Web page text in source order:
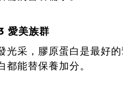
愛美族群
光采，膠原蛋白是最好
能替保養加分。